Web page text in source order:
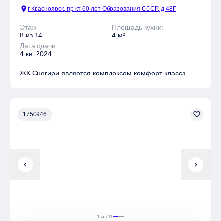
location_on г Красноярск, пр-кт 60 лет Образования СССР, д 48Г
Этаж:
8 из 14
Площадь кухни:
4 м²
Дата сдачи:
4 кв. 2024
ЖК Снегири является комплексом комфорт класса
Коммерческие объекты
chevron_left chevron_right
1 из 11
1750946 favorite_border